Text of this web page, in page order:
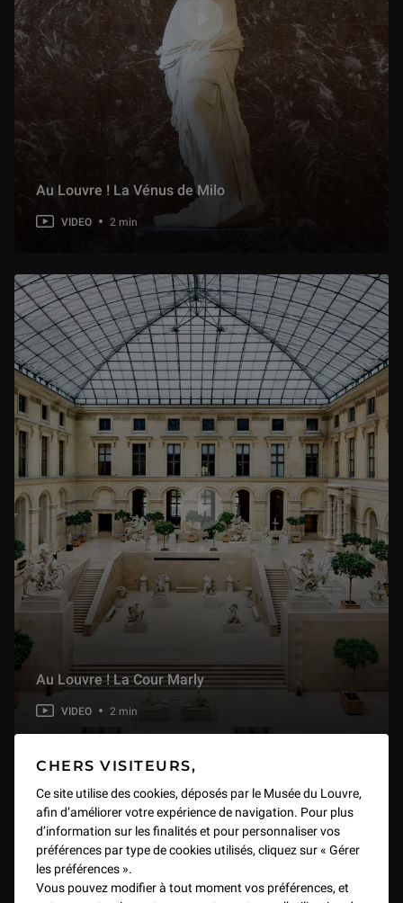
CHERS VISITEURS,
Ce site utilise des cookies, déposés par le Musée du Louvre,
afin d’améliorer votre expérience de navigation. Pour plus
d’information sur les finalités et pour personnaliser vos
préférences par type de cookies utilisés, cliquez sur « Gérer
les préférences ».
Vous pouvez modifier à tout moment vos préférences, et
2.3 Il va y avoir du sport ! - Le sport et la photo
2 min
3.1 Arrêt sur image - Et pourtant ils bougent
6 min
3.2 Arrêt sur image - Milon de Crotone
4.1 Corps à corps - Le (sport de) combat est un art
8 min
4.2 Corps à corps - Le Gaulois blessé et les statues de l’Acropole d’Athènes
3 min
4.3 Corps à corps - La Victoire de Samothrace
2 min
5.1 Mouvements passionnés - Le corps en émois
8 min
5.2 Mouvements passionnés - Le Verrou de Fragonard
5.3 Mouvements passionnés - Le corps amoureux au cinéma
1 min
Au Louvre ! La Vénus de Milo
VIDEO 2 min
Au Louvre ! La Cour Marly
VIDEO 2 min